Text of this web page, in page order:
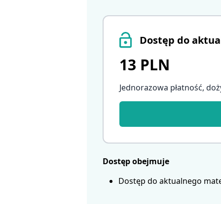
Dostęp do
13 PLN
Jednorazowa płatność,
Dostęp obejmuje
Dostęp do aktualnego